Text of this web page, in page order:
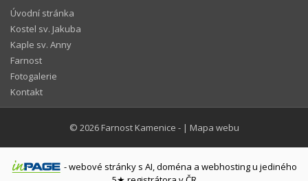
Úvodní stránka
Kostel sv. Jakuba
Kaple sv. Anny
Farnost
Fotogalerie
Kontakt
© 2026 Farnost Kamenice - | Mapa webu
-webové stránky s AI,doména a webhostingu jediného